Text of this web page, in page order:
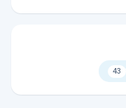
43